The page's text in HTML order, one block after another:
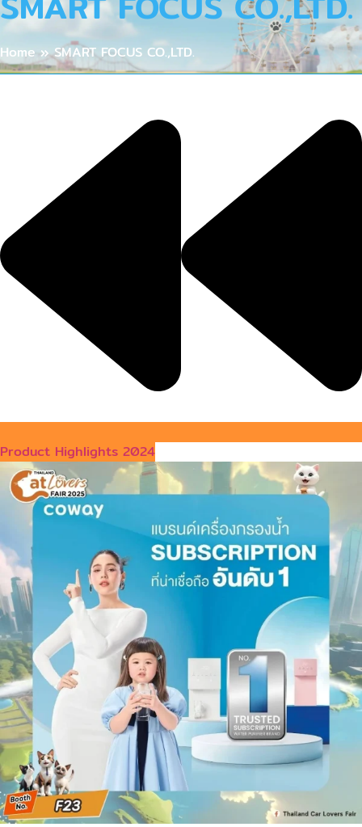
Home »SMART FOCUS CO.,LTD.
Product Highlights 2024